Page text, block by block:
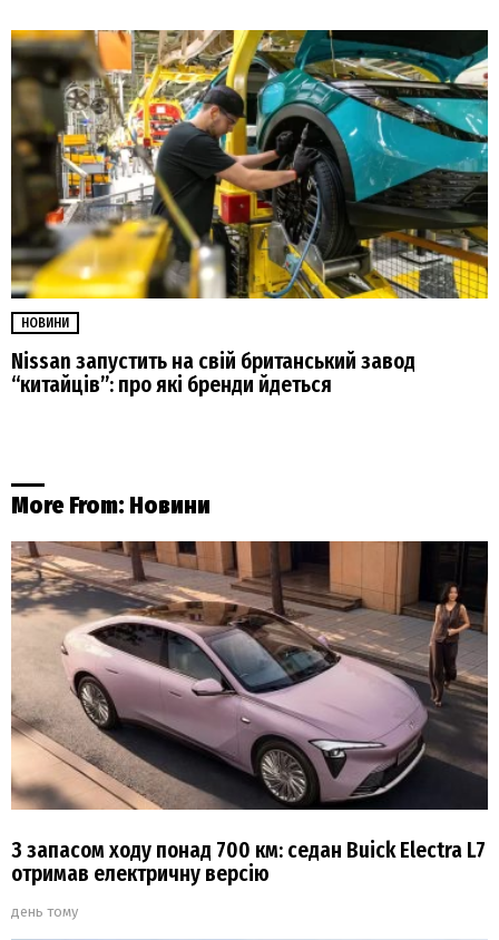
НОВИНИ
Nissan запустить на свій британський завод
“китайців”: про які бренди йдеться
More From: Новини
З запасом ходу понад 700 км: седан Buick Electra L7
отримав електричну версію
день тому